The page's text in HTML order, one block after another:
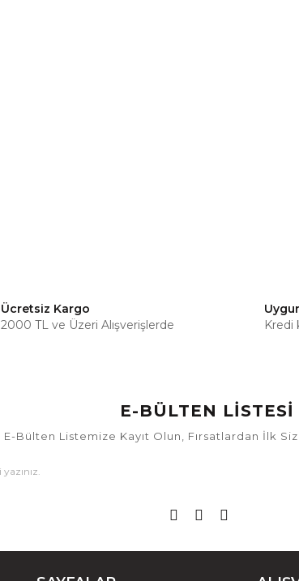
Ücretsiz Kargo
2000 TL ve Üzeri Alışverişlerde
Kredi
E-BÜLTEN LİSTESİ
E-Bülten Listemize Kayıt Olun, Fırsatlardan İlk